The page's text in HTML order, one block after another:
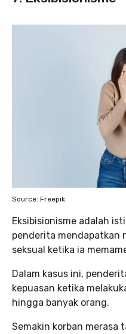
Source: Freepik
Eksibisionisme adalah
penderita mendapatkan
seksual ketika ia
Dalam kasus ini,
kepuasan ketika
hingga banyak orang.
Semakin korban merasa